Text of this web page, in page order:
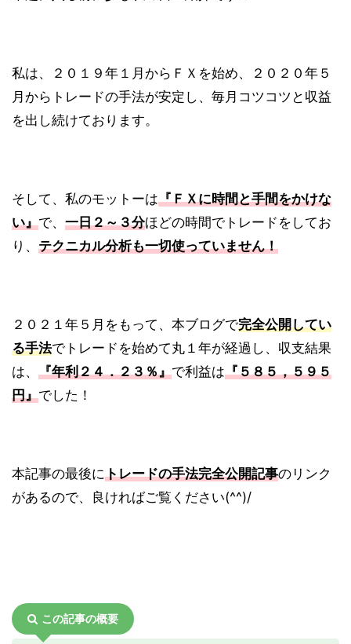
私は、２０１９年１月からＦＸを始め、２０２０年５
月からトレードの手法が安定し、毎月コツコツと収益
を出し続けております。
そして、私のモットーは『ＦＸに時間と手間をかけな
い』で、 一日２～３分ほどの時間でトレードをしてお
り、 テクニカル分析も一切使っていません！
２０２１年５月をもって、本ブログで完全公開してい
る手法でトレードを始めて丸１年が経過し、収支結果
は、 『年利２４．２３％』で利益は『５８５，５９５
円』でした！
本記事の最後にトレードの手法完全公開記事のリンク
があるので、良ければご覧ください(^^)/
この記事の概要